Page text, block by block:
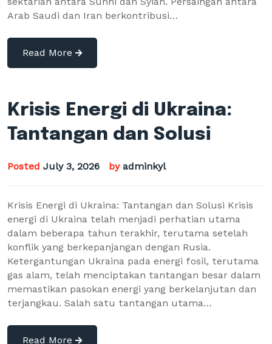
Arab Saudi dan Iran berkontribusi…
Read More
Krisis Energi di Ukraina:
Tantangan dan Solusi
Posted July 3, 2026 by adminkyl
Krisis Energi di Ukraina: Tantangan dan Solusi Krisis
energi di Ukraina telah menjadi perhatian utama
dalam beberapa tahun terakhir, terutama setelah
konflik yang berkepanjangan dengan Rusia.
Ketergantungan Ukraina pada energi fosil, terutama
gas alam, telah menciptakan tantangan besar dalam
memastikan pasokan energi yang berkelanjutan dan
terjangkau. Salah satu tantangan utama…
Read More